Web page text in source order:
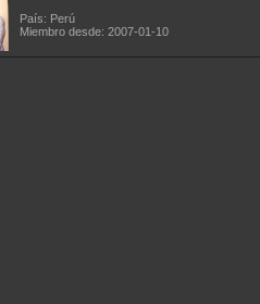
País: Perú
Miembro desde: 2007-01-10